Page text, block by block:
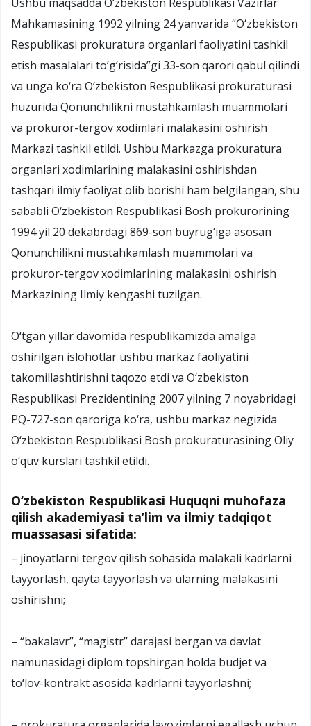
Mahkamasining 1992 yilning 24 yanvarida “O‘zbekiston
Respublikasi prokuratura organlari faoliyatini tashkil
etish masalalari to‘g‘risida”gi 33-son qarori qabul qilindi
va unga ko‘ra O‘zbekiston Respublikasi prokuraturasi
huzurida Qonunchilikni mustahkamlash muammolari
va prokuror-tergov xodimlari malakasini oshirish
Markazi tashkil etildi. Ushbu Markazga prokuratura
organlari xodimlarining malakasini oshirishdan
tashqari ilmiy faoliyat olib borishi ham belgilangan, shu
sababli O‘zbekiston Respublikasi Bosh prokurorining
1994 yil 20 dekabrdagi 869-son buyrug‘iga asosan
Qonunchilikni mustahkamlash muammolari va
prokuror-tergov xodimlarining malakasini oshirish
Markazining Ilmiy kengashi tuzilgan.
O‘tgan yillar davomida respublikamizda amalga
oshirilgan islohotlar ushbu markaz faoliyatini
takomillashtirishni taqozo etdi va O‘zbekiston
Respublikasi Prezidentining 2007 yilning 7 noyabridagi
PQ-727-son qaroriga ko‘ra, ushbu markaz negizida
O‘zbekiston Respublikasi Bosh prokuraturasining Oliy
o‘quv kurslari tashkil etildi.
O‘zbekiston Respublikasi Huquqni muhofaza
qilish akademiyasi ta’lim va ilmiy tadqiqot
muassasasi sifatida:
– jinoyatlarni tergov qilish sohasida malakali kadrlarni
tayyorlash, qayta tayyorlash va ularning malakasini
oshirishni;
– “bakalavr”, “magistr” darajasi bergan va davlat
namunasidagi diplom topshirgan holda budjet va
to‘lov-kontrakt asosida kadrlarni tayyorlashni;